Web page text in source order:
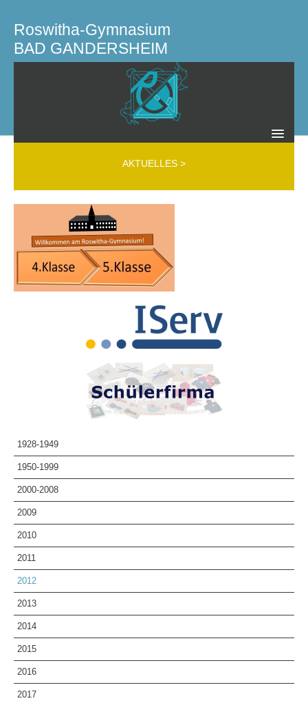
Roswitha-Gymnasium
BAD GANDERSHEIM
Mobbing Interventions Team (MIT)
Beratungslehrer
Schülerfirma
Schülervertretung
Schulelternrat
Elternverein
INFORMATIONEN & FORMULARE KONZEPTE
Schulordnung/Pausenordnung
Information & Formulare
SCHULLEBEN & AKTUELLES
Aktuelle Berichte
Highlights
Geschichte des Gymnasiums
Tintenklex
Schüleraustausch Skegness - Bericht
Abiturjahrgänge
AKTUELLES >
1928-1949
1950-1999
2000-2008
2009
2010
2011
2012
2013
2014
2015
2016
2017